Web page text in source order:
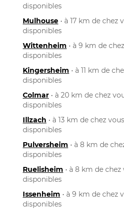
disponibles
Mulhouse • à 17 km de chez
disponibles
Wittenheim • à 9 km de
disponibles
Kingersheim • à 11 km de
disponibles
Colmar • à 20 km de chez
disponibles
Illzach • à 13 km de chez
disponibles
Pulversheim • à 8 km de
disponibles
Ruelisheim • à 8 km de
disponibles
Issenheim • à 9 km de chez
disponibles